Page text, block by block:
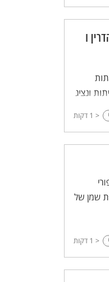
ו
ונציג
< 1 דקות
שמן של
< 1 דקות